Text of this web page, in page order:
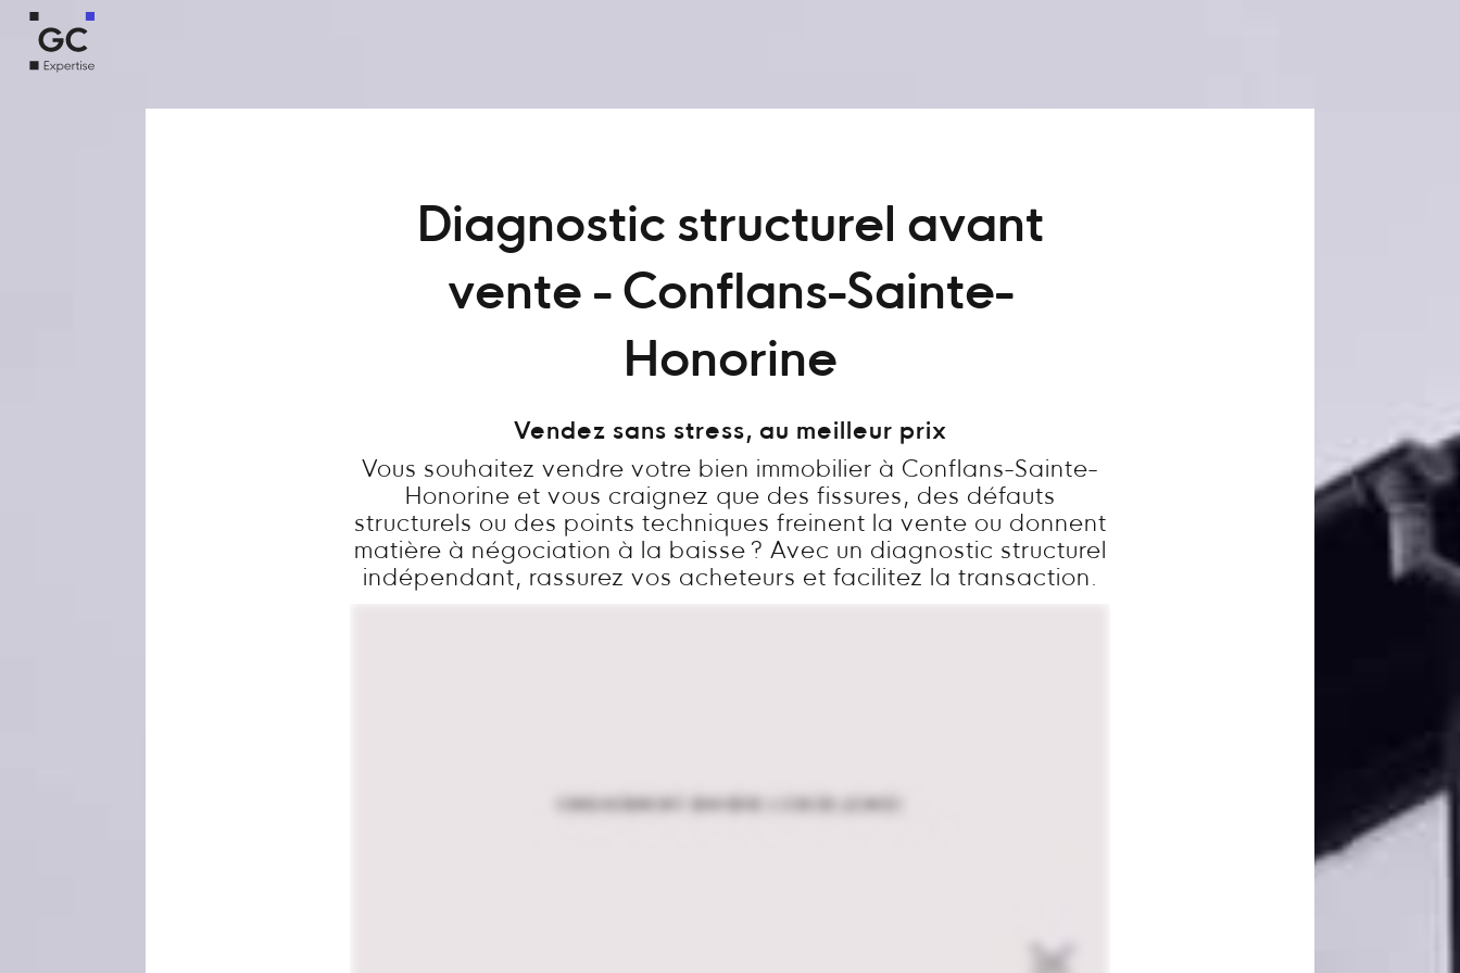
Diagnostic structurel avant
vente - Conflans-Sainte-
Honorine
Vendez sans stress, au meilleur prix
Vous souhaitez vendre votre bien immobilier à Conflans-Sainte-
Honorine et vous craignez que des fissures, des défauts
structurels ou des points techniques freinent la vente ou donnent
matière à négociation à la baisse ? Avec un diagnostic structurel
indépendant, rassurez vos acheteurs et facilitez la transaction.